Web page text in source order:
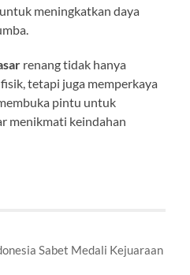
meningkatkan daya
renang tidak hanya
tetapi juga memperkaya
pintu untuk
menikmati keindahan
Sabet Medali Kejuaraan